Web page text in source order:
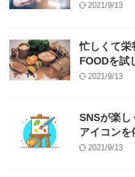
2021/9/13
忙しくて栄
FOODを試
2021/9/13
SNSが楽し
アイコンを
2021/9/13